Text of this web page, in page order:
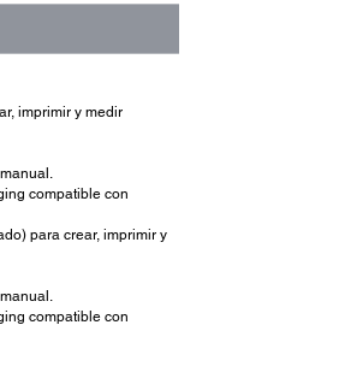
imprimir y medir
compatible con
para crear, imprimir y
compatible con